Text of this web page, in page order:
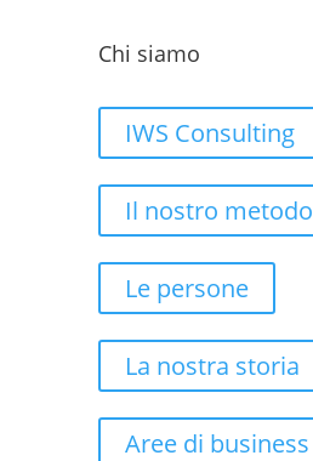
Chi siamo
IWS Consulting
Il nostro metodo
Le persone
La nostra storia
Aree di business